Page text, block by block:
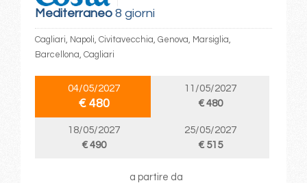
Mediterraneo8 giorni
Cagliari, Napoli, Civitavecchia, Genova, Marsiglia,
Barcellona, Cagliari
04/05/2027
€ 480
11/05/2027
€ 480
18/05/2027
€ 490
25/05/2027
€ 515
a partire da